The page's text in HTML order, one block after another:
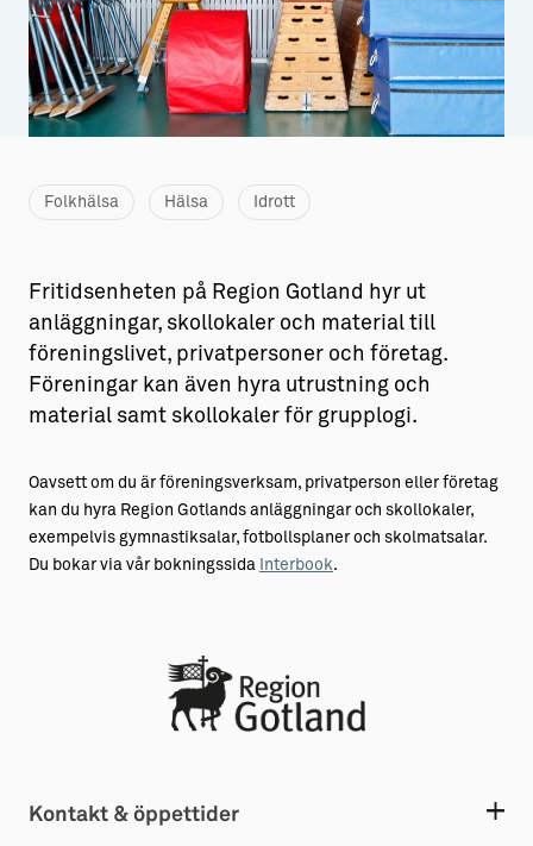
Aktiviteter
Sustainable Plejs
Möten & kongresser
Hansestaden världsarv
Almedalsveckan
Medeltidsveckan
Visby Centrum
→ Gutamål och gotländska
Allt om bostad
→ Hyra bostad
→ Köpa bostad
Allt om livet på Ön
→ Fritidsliv
→ Föreningsliv
→ Idrottsliv
Barn & Familj
Folkhälsa Hälsa Idrott
Fritidsenheten på Region Gotland hyr ut
anläggningar, skollokaler och material till
föreningslivet, privatpersoner och företag.
Föreningar kan även hyra utrustning och
material samt skollokaler för grupplogi.
Oavsett om du är föreningsverksam, privatperson eller företag
kan du hyra Region Gotlands anläggningar och skollokaler,
exempelvis gymnastiksalar, fotbollsplaner och skolmatsalar.
Du bokar via vår bokningssida
Interbook.
Kontakt & öppettider